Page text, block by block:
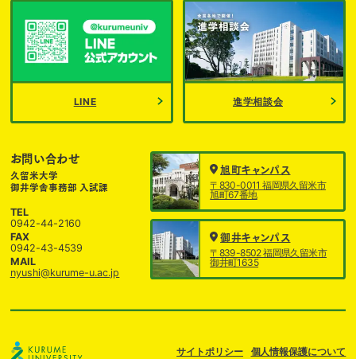
LINE 進学相談会
お問い合わせ
久留米大学
御井学舎事務部 入試課
TEL
0942-44-2160
FAX
0942-43-4539
MAIL
nyushi@kurume-u.ac.jp
旭町キャンパス
〒830-0011 福岡県久留米市
旭町67番地
御井キャンパス
〒839-8502 福岡県久留米市
御井町1635
サイトポリシー 個人情報保護について